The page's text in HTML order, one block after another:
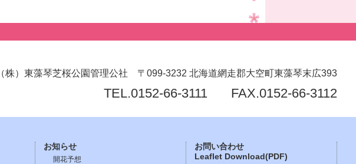
（株）東藻琴芝桜公園管理公社 〒099-3232 北海道網走郡大空町東藻琴末広393
TEL.0152-66-3111 FAX.0152-66-3112
お知らせ
開花予想
お問い合わせ
Leaflet Download(PDF)